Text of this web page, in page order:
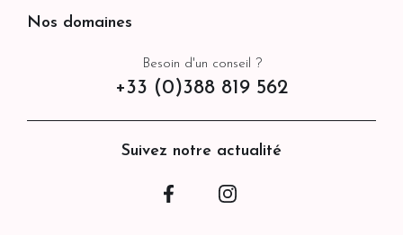
Besoin d'un conseil ?
+33 (0)388 819 562
Suivez notre actualité
Facebook
Nos domaines